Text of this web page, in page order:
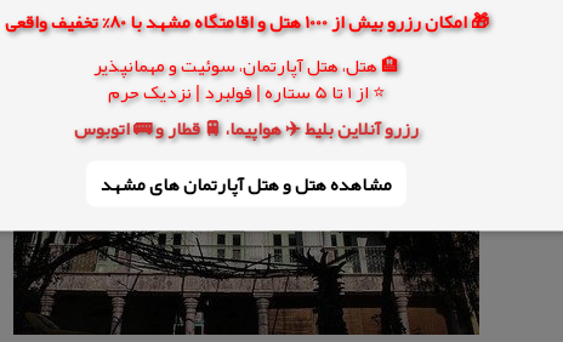
🎁 امکان رزرو بیش از 1000 هتل و اقامتگاه مشهد با 80% تخفیف واقعی
🏨 هتل، هتل آپارتمان، سوئیت و مهمانپذیر
⭐ از 1 تا 5 ستاره | فولبرد | نزدیک حرم
رزرو آنلاین بلیط ✈️ هواپیما، 🚆 قطار و 🚌 اتوبوس
مشاهده هتل و هتل‌ آپارتمان های مشهد